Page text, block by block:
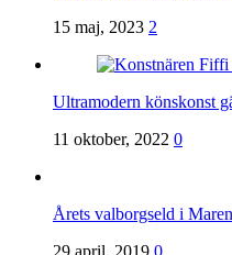
15 maj, 2023 2
Ultramodern könskonst
11 oktober, 2022 0
Årets valborgseld i
29 april, 2019 0